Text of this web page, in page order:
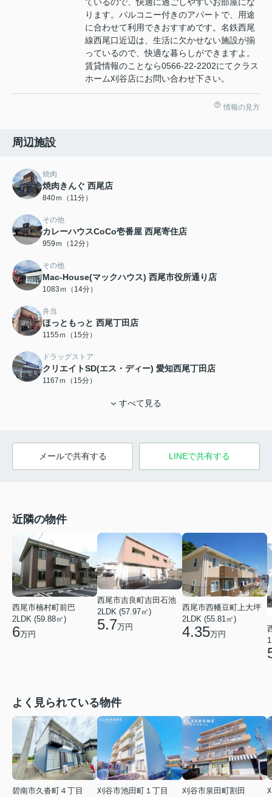
ります。バルコニー付きのアパートで、用途
に合わせて利用できおすすめです。名鉄西尾
線西尾口近辺は、生活に欠かせない施設が揃
っているので、快適な暮らしができますよ。
賃貸情報のことなら0566-22-2202にてクラス
ホーム刈谷店にお問い合わせ下さい。
情報の見方
周辺施設
焼肉
焼肉きんぐ 西尾店
840ｍ（11分）
その他
カレーハウスCoCo壱番屋 西尾寄住店
959ｍ（12分）
その他
Mac-House(マックハウス) 西尾市役所通り店
1083ｍ（14分）
弁当
ほっともっと 西尾丁田店
1155ｍ（15分）
ドラッグストア
クリエイトSD(エス・ディー) 愛知西尾丁田店
1167ｍ（15分）
すべて見る
メールで共有する LINEで共有する
近隣の物件
西尾市楠村町前巴
2LDK (59.88㎡)
6万円
西尾市吉良町吉田石池
2LDK (57.97㎡)
5.7万円
西尾市西幡豆町上大坪
2LDK (55.81㎡)
4.35万円
よく見られている物件
碧南市久沓町４丁目
刈谷市池田町１丁目
刈谷市泉田町割田